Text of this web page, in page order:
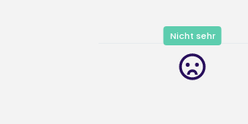
Nicht sehr